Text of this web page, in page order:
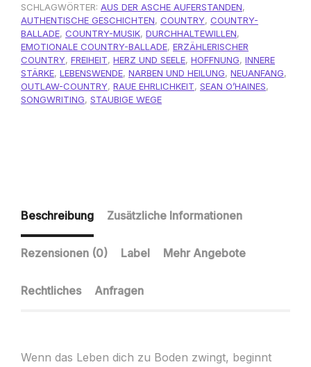
SCHLAGWÖRTER: AUS DER ASCHE AUFERSTANDEN,
AUTHENTISCHE GESCHICHTEN, COUNTRY, COUNTRY-
BALLADE, COUNTRY-MUSIK, DURCHHALTEWILLEN,
EMOTIONALE COUNTRY-BALLADE, ERZÄHLERISCHER
COUNTRY, FREIHEIT, HERZ UND SEELE, HOFFNUNG, INNERE
STÄRKE, LEBENSWENDE, NARBEN UND HEILUNG, NEUANFANG,
OUTLAW-COUNTRY, RAUE EHRLICHKEIT, SEAN O’HAINES,
SONGWRITING, STAUBIGE WEGE
Beschreibung Zusätzliche Informationen
Rezensionen (0) Label Mehr Angebote
Rechtliches Anfragen
Wenn das Leben dich zu Boden zwingt, beginnt